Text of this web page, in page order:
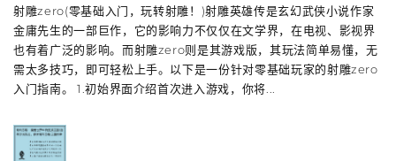
射雕zero(零基础入门，玩转射雕！)射雕英雄传是玄幻武侠小说作家
金庸先生的一部巨作，它的影响力不仅仅在文学界，在电视、影视界
也有着广泛的影响。而射雕zero则是其游戏版，其玩法简单易懂，无
需太多技巧，即可轻松上手。以下是一份针对零基础玩家的射雕zero
入门指南。 1.初始界面介绍首次进入游戏，你将...